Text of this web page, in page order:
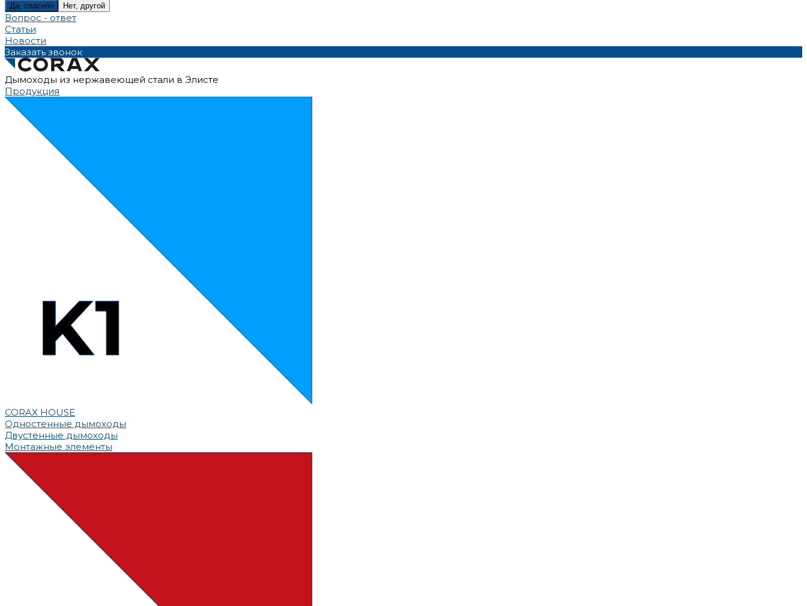
Да, спасибо Нет, другой
Вопрос - ответ
Статьи
Новости
Заказать звонок
Дымоходы из нержавеющей стали в Элисте
Продукция
CORAX HOUSE
Одностенные дымоходы
Двустенные дымоходы
Монтажные элементы